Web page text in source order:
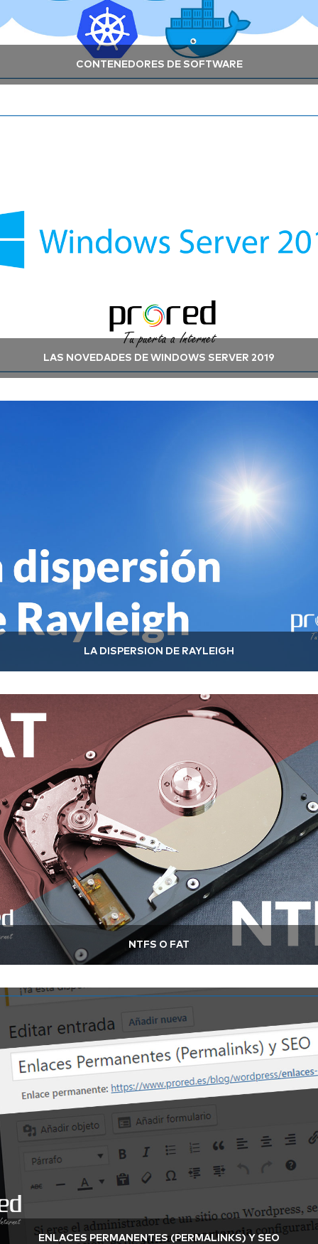
CONTENEDORES DE SOFTWARE
LAS NOVEDADES DE WINDOWS SERVER 2019
LA DISPERSIÓN DE RAYLEIGH
NTFS O FAT
ENLACES PERMANENTES (PERMALINKS) Y SEO